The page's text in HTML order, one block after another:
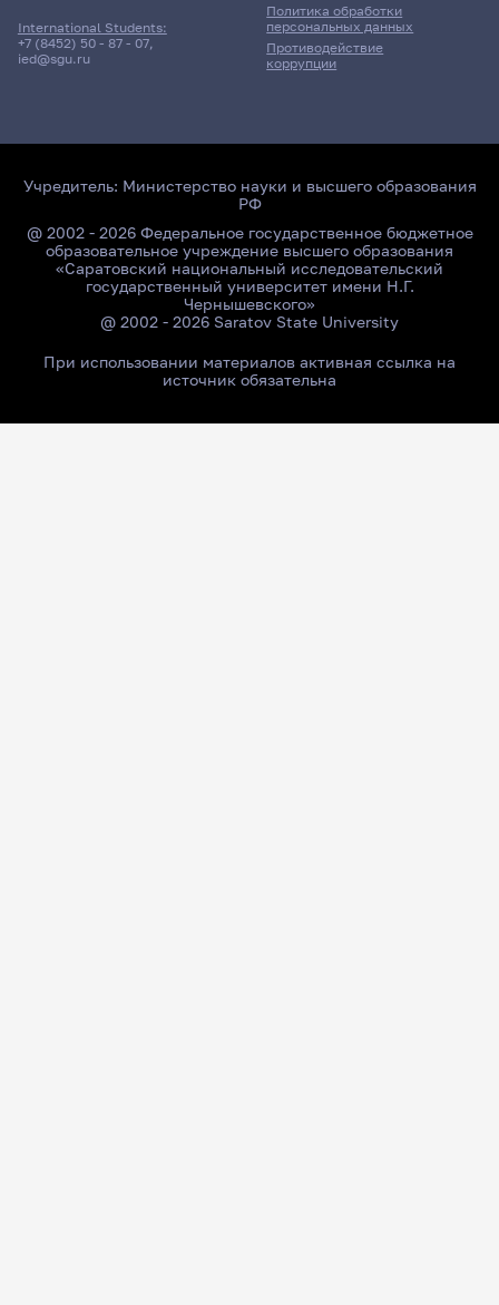
International Students:
+7 (8452) 50 - 87 - 07,
ied@sgu.ru
Политика обработки
персональных данных
Противодействие
коррупции
Учредитель: Министерство науки и высшего образования
РФ
@ 2002 - 2026 Федеральное государственное бюджетное
образовательное учреждение высшего образования
«Саратовский национальный исследовательский
государственный университет имени Н.Г.
Чернышевского»
@ 2002 - 2026 Saratov State University
При использовании материалов активная ссылка на
источник обязательна